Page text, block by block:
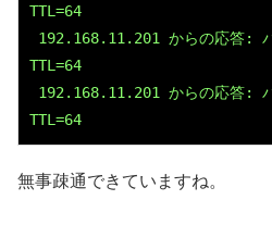
TTL=64
TTL=64
TTL=64
無事疎通できていますね。